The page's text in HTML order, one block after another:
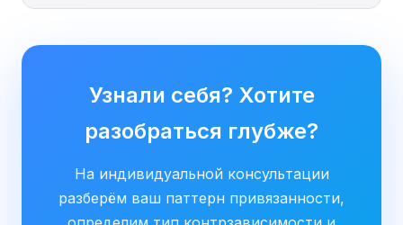
Узнали себя? Хотите
разобраться глубже?
На индивидуальной консультации
разберём ваш паттерн привязанности,